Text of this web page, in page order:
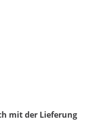
mit der Lieferung